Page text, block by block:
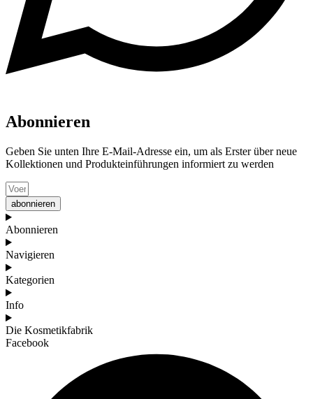
Abonnieren
Geben Sie unten Ihre E-Mail-Adresse ein, um als Erster über neue
Kollektionen und Produkteinführungen informiert zu werden
abonnieren
Abonnieren
Navigieren
Kategorien
Info
Die Kosmetikfabrik
Facebook